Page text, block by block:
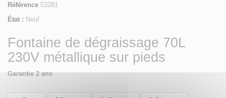
Référence 53281
État : Neuf
Fontaine de dégraissage 70L
230V métallique sur pieds
Garantie 2 ans